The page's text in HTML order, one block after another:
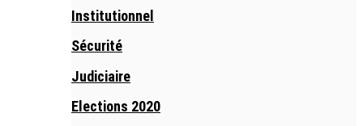
Institutionnel
Sécurité
Judiciaire
Elections 2020